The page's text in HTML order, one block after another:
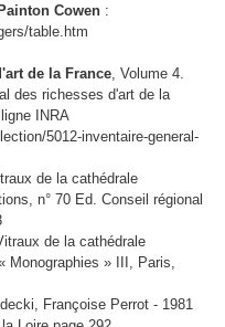
Cowen :
table.htm
de la France, Volume 4.
des richesses d'art de la
INRA
5012-inventaire-general-
de la cathédrale
n° 70 Ed. Conseil régional
de la cathédrale
Monographies » III, Paris,
‎Françoise Perrot - 1981